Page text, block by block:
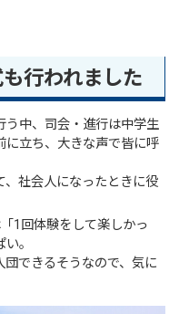
行われました
う中、司会・進行は中学生
に立ち、大きな声で皆に呼
、社会人になったときに役
1回体験をして楽しかっ
。
できるそうなので、気に